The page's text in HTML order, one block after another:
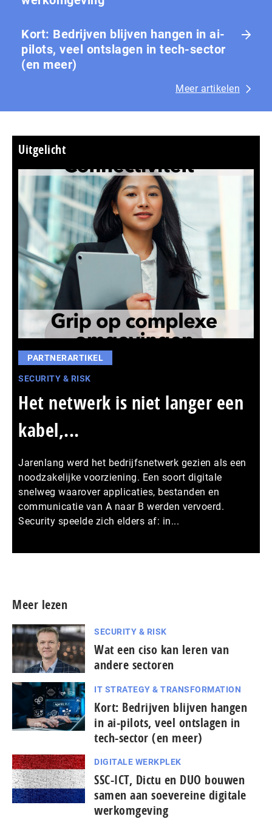
Kort: Bedrijven blijven hangen in ai-
pilots, veel ontslagen in tech-sector
(en meer)
Meer artikelen
Uitgelicht
PARTNERARTIKEL
SECURITY & RISK
Het netwerk is niet langer een
kabel,...
Jarenlang werd het bedrijfsnetwerk gezien als een
noodzakelijke voorziening. Een soort digitale
snelweg waarover applicaties, bestanden en
communicatie van A naar B werden vervoerd.
Security speelde zich elders af: in...
Meer lezen
SECURITY & RISK
Wat een ciso kan leren van
andere sectoren
IT STRATEGY & TRANSFORMATION
Kort: Bedrijven blijven hangen
in ai-pilots, veel ontslagen in
tech-sector (en meer)
DIGITALE WERKPLEK
SSC-ICT, Dictu en DUO bouwen
samen aan soevereine digitale
werkomgeving